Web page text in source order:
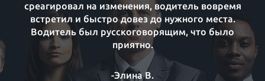
среагировал на изменения, водитель вовремя
встретил и быстро довез до нужного места.
Водитель был русскоговорящим, что было
приятно.
-Элина В.